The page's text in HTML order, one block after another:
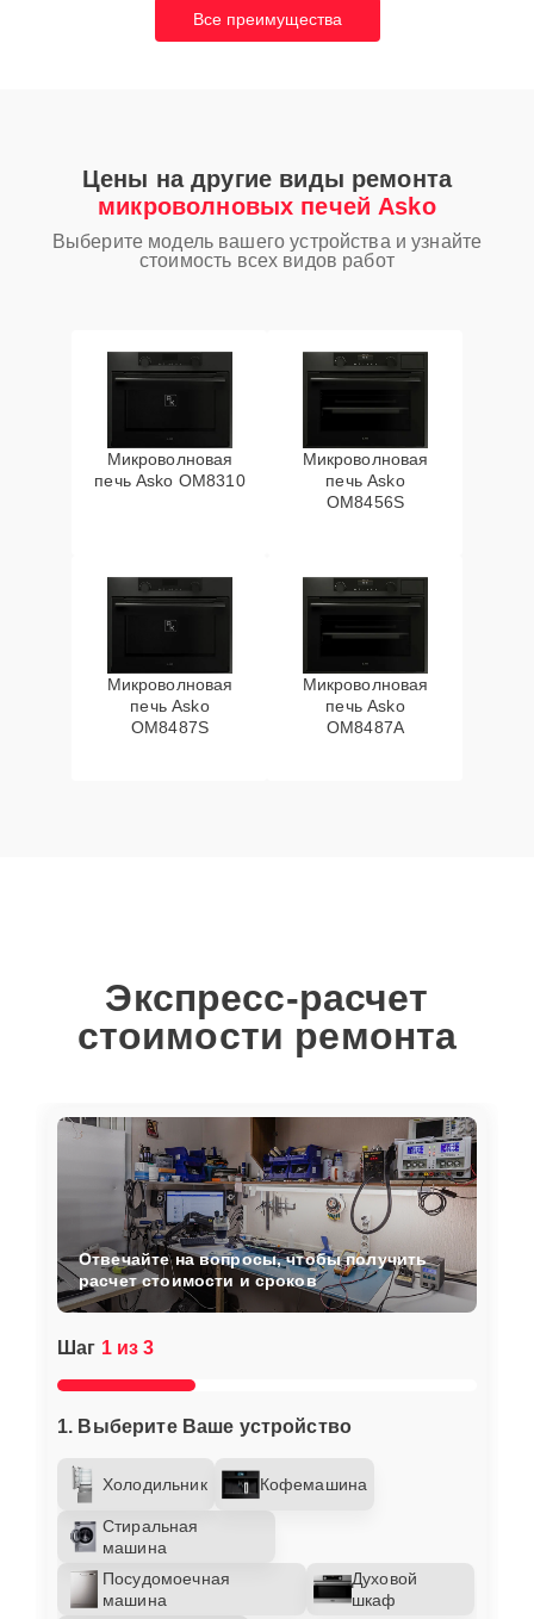
Все преимущества
Цены на другие виды ремонта
микроволновых печей Asko
Выберите модель вашего устройства и узнайте
стоимость всех видов работ
Микроволновая
печь Asko OM8310
Микроволновая
печь Asko
OM8456S
Микроволновая
печь Asko
OM8487S
Микроволновая
печь Asko
OM8487A
Экспресс-расчет
стоимости ремонта
Шаг 1 из 3
1. Выберите Ваше устройство
Холодильник Кофемашина
Стиральная
машина
Посудомоечная
машина
Духовой
шкаф
Отвечайте на вопросы, чтобы получить
расчет стоимости и сроков